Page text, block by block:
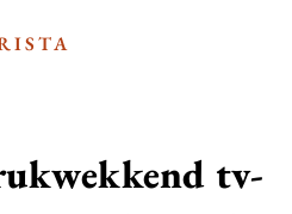
tv-